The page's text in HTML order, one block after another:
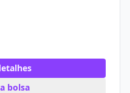
bolsa